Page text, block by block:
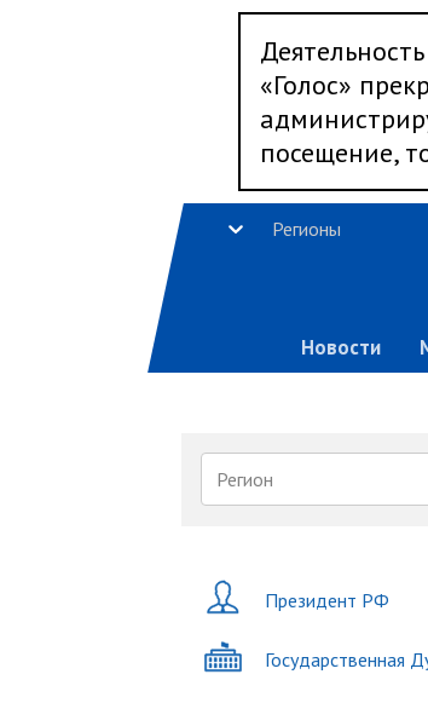
«Голос»
посещение,
Регионы
Новости
Регион
Президент РФ
Государственная